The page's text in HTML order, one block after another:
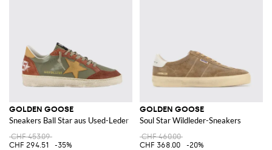
GOLDEN GOOSE
Sneakers Ball Star aus Used-Leder
CHF 453.09
CHF 294.51
-35%
GOLDEN GOOSE
Soul Star Wildleder-Sneakers
CHF 460.00
CHF 368.00
-20%